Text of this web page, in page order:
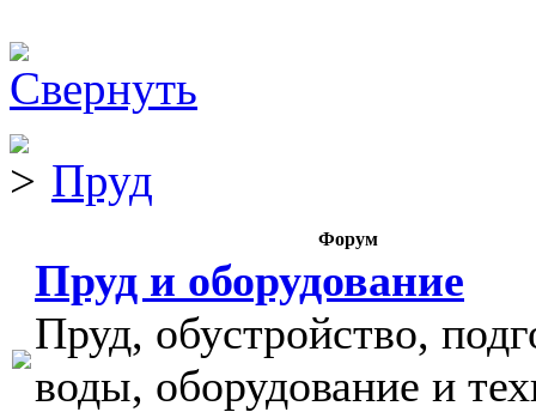
Пруд
Форум
Пруд и оборудование
Пруд, обустройство,
воды, оборудование и